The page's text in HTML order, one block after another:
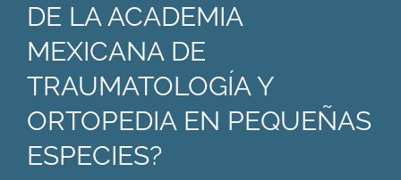
DE LA ACADEMIA
MEXICANA DE
TRAUMATOLOGÍA Y
ORTOPEDIA EN PEQUEÑAS
ESPECIES?